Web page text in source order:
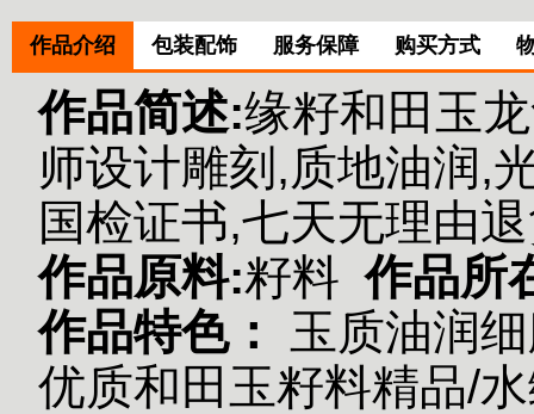
作品介绍 包装配饰 服务保障 购买方式
作品简述:缘籽和田玉
师设计雕刻,质地油润,
国检证书,七天无理由
作品原料:籽料 作品所
作品特色：
玉质油润
优质和田玉籽料精品/